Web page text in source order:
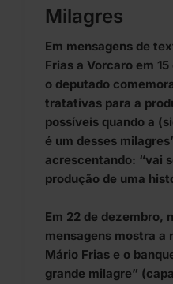
Milagres
Em mensagens de
Frias a Vorcaro em
o deputado
tratativas para a
possíveis quando a
é um desses
acrescentando: “vai
produção de uma
Em 22 de dezembro,
mensagens mostra a
Mário Frias e o
grande milagre”